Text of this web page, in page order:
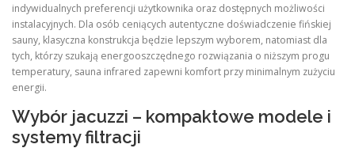
indywidualnych preferencji użytkownika oraz dostępnych możliwości
instalacyjnych. Dla osób ceniących autentyczne doświadczenie fińskiej
sauny, klasyczna konstrukcja będzie lepszym wyborem, natomiast dla
tych, którzy szukają energooszczędnego rozwiązania o niższym progu
temperatury, sauna infrared zapewni komfort przy minimalnym zużyciu
energii.
Wybór jacuzzi – kompaktowe modele i
systemy filtracji